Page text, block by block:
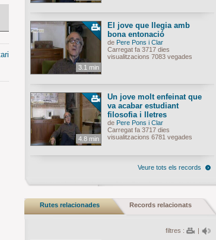
3.1 min
El jove que llegia amb
bona entonació
de Pere Pons i Clar
Carregat fa 3717 dies
visualitzacions 7083 vegades
4.8 min
Un jove molt enfeinat que
va acabar estudiant
filosofia i lletres
de Pere Pons i Clar
Carregat fa 3717 dies
visualitzacions 6781 vegades
Veure tots els records
Rutes relacionades Records relacionats
filtres : |